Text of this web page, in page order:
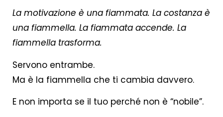
La motivazione è una fiammata. La costanza è
una fiammella. La fiammata accende. La
fiammella trasforma.
Servono entrambe.
Ma è la fiammella che ti cambia davvero.
E non importa se il tuo perché non è “nobile”.